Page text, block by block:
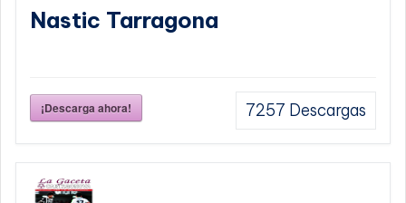
Nastic Tarragona
¡Descarga ahora! 7257 Descargas